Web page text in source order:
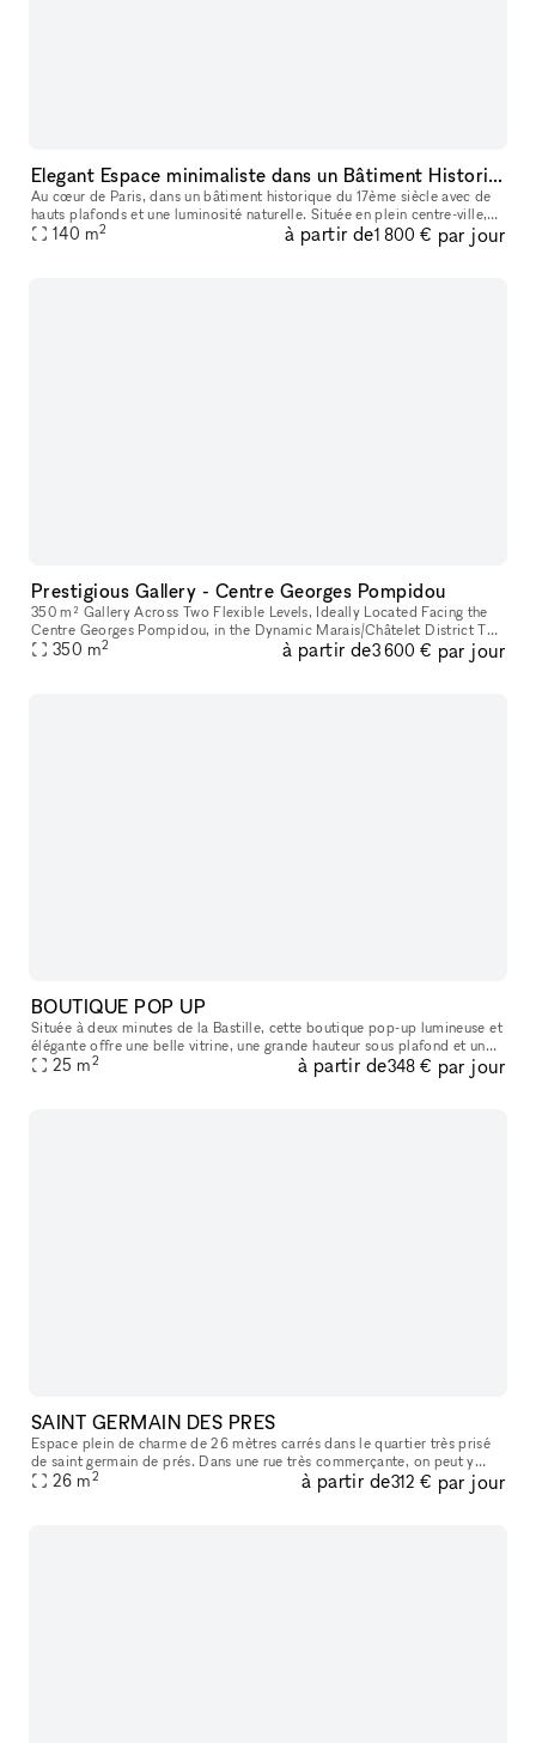
Elegant Espace minimaliste dans un Bâtiment Historique, Palais-Royal/ Louvre
Au cœur de Paris, dans un bâtiment historique du 17ème siècle avec de
hauts plafonds et une luminosité naturelle. Située en plein centre-ville,
ce lieu est parfait pour des événements éphémères ou de
140 m2 à partir de1 800 € par jour
Prestigious Gallery - Centre Georges Pompidou
350 m² Gallery Across Two Flexible Levels, Ideally Located Facing the
Centre Georges Pompidou, in the Dynamic Marais/Châtelet District This
exceptional space offers a modern, versatile environment,
350 m2 à partir de3 600 € par jour
BOUTIQUE POP UP
Située à deux minutes de la Bastille, cette boutique pop-up lumineuse et
élégante offre une belle vitrine, une grande hauteur sous plafond et un
agencement idéal pour tous vos projets : showroom, exp
25 m2 à partir de348 € par jour
SAINT GERMAIN DES PRES
Espace plein de charme de 26 mètres carrés dans le quartier très prisé
de saint germain de prés. Dans une rue très commerçante, on peut y
apercevoir le carré saint germain, idéal pour y accueillir sa
26 m2 à partir de312 € par jour